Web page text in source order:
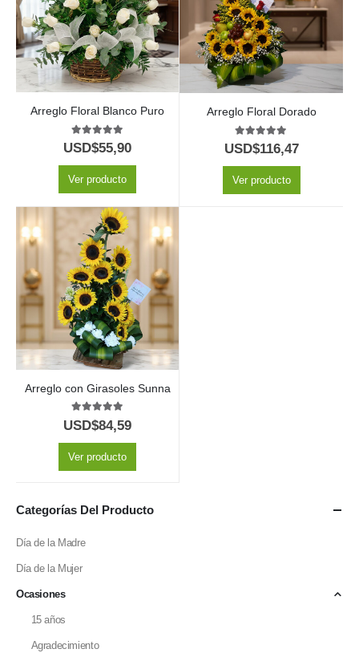
Arreglo Floral Blanco Puro
5.00 out of 5
USD$55,90
Ver producto
Arreglo Floral Dorado
5.00out of 5
USD$116,47
Ver producto
Arreglo con Girasoles Sunna
5.00 out of 5
USD$84,59
Ver producto
Categorías Del Producto
Día de la Madre
Día de la Mujer
Ocasiones
15 años
Agradecimiento